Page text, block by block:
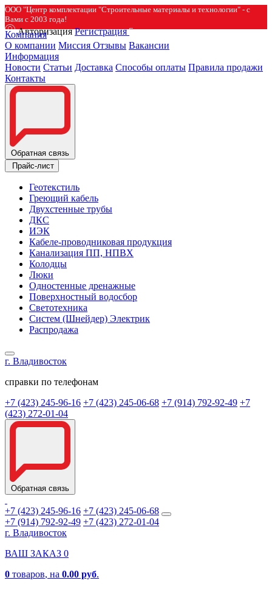
ООО "Центр комплектации "Строительные материалы и технологии" - с
Вами с 2003 года!
Авторизация Регистрация
Компания
О компании Миссия Отзывы Вакансии
Информация
Новости Статьи Доставка Способы оплаты Правила продажи
Контакты
Обратная связь
Прайс-лист
Геотекстиль
Греющий кабель
Двухстенные трубы
ДКС
ИЭК
Кабеле-проводниковая продукция
Канализация ПП, НПВХ
Колодцы
Люки
Одностенные дренажные
Поверхностный водосбор
Светотехника
Систем (Шнейдер) Электрик
Распродажа
г. Владивосток
справки по телефонам
+7 (423) 245-96-16 +7 (423) 245-06-68 +7 (914) 792-92-49 +7
(423) 272-01-04
Обратная связь
+7 (423) 245-96-16 +7 (423) 245-06-68
+7 (914) 792-92-49 +7 (423) 272-01-04
г. Владивосток
ВАШ ЗАКАЗ 0
0 товаров, на 0.00 руб.